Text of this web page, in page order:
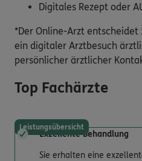
Digitales Rezept oder
*Der Online-Arzt
ein digitaler Arztbesuch
persönlicher ärztlicher
Top Fachärzte
Leistungsübersicht
Exzellente Behandlung
Sie erhalten eine